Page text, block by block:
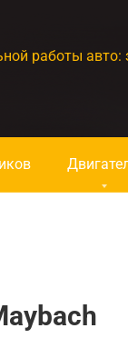
работы авто: